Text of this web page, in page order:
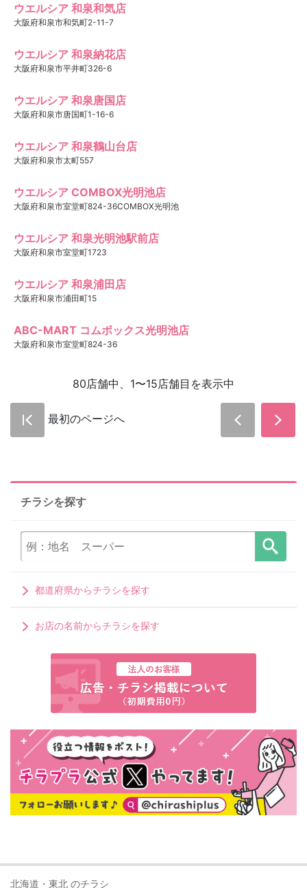
ウエルシア 和泉和気店
大阪府和泉市和気町2-11-7
ウエルシア 和泉納花店
大阪府和泉市平井町326-6
ウエルシア 和泉唐国店
大阪府和泉市唐国町1-16-6
ウエルシア 和泉鶴山台店
大阪府和泉市太町557
ウエルシア COMBOX光明池店
大阪府和泉市室堂町824-36COMBOX光明池
ウエルシア 和泉光明池駅前店
大阪府和泉市室堂町1723
ウエルシア 和泉浦田店
大阪府和泉市浦田町15
ABC-MART コムボックス光明池店
大阪府和泉市室堂町824-36
80店舗中、1〜15店舗目を表示中
最初のページへ
チラシを探す
都道府県からチラシを探す
お店の名前からチラシを探す
北海道・東北 のチラシ